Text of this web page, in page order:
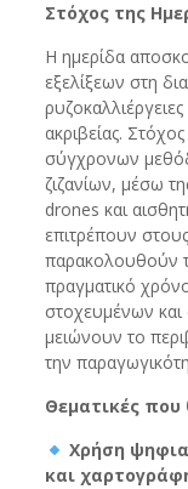
Στόχος της
Η ημερίδα
εξελίξεων στη
ακριβείας.
σύγχρονων
ζιζανίων, μέσω
drones και
επιτρέπουν
παρακολουθούν
πραγματικό
στοχευμένων
μειώνουν το
την
Θεματικές
Χρήση
και